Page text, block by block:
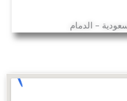
– الدمام